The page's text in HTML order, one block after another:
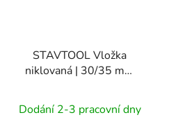
STAVTOOL Vložka
niklovaná | 30/35 mm
Dodání 2-3 pracovní dny